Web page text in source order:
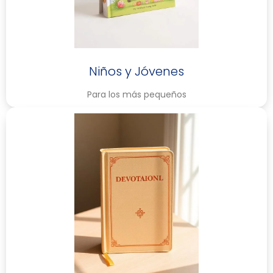
Niños y Jóvenes
Para los más pequeños